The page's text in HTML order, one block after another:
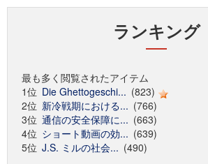
ランキング
最も多く閲覧されたアイテム
1位 Die Ghettogeschi... (823)
2位 新冷戦期における... (766)
3位 通信の安全保障に... (663)
4位 ショート動画の効... (639)
5位 J.S. ミルの社会... (490)